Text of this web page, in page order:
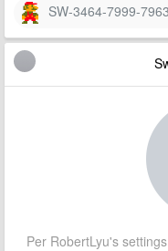
SW-3464-7999-7963
Per RobertLyu's